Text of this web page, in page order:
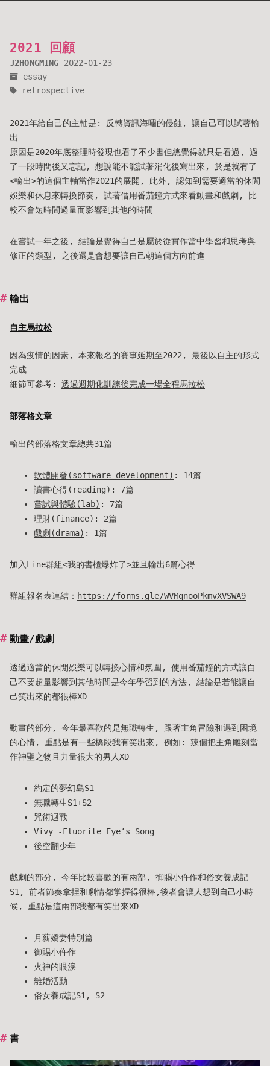
2021 回顧
J2HONGMING
2022-01-23
essay
retrospective
2021年給自己的主軸是: 反轉資訊海嘯的侵蝕, 讓自己可以試著輸
出
原因是2020年底整理時發現也看了不少書但總覺得就只是看過, 過
了一段時間後又忘記, 想說能不能試著消化後寫出來, 於是就有了
<輸出>的這個主軸當作2021的展開, 此外, 認知到需要適當的休閒
娛樂和休息來轉換節奏, 試著借用番茄鐘方式來看動畫和戲劇, 比
較不會短時間過量而影響到其他的時間
在嘗試一年之後, 結論是覺得自己是屬於從實作當中學習和思考與
修正的類型, 之後還是會想要讓自己朝這個方向前進
輸出
自主馬拉松
因為疫情的因素, 本來報名的賽事延期至2022, 最後以自主的形式
完成
細節可參考: 透過週期化訓練後完成一場全程馬拉松
部落格文章
輸出的部落格文章總共31篇
軟體開發(software_development) : 14篇
讀書心得(reading) : 7篇
嘗試與體驗(lab) : 7篇
理財(finance) : 2篇
戲劇(drama) : 1篇
加入Line群組<我的書櫃爆炸了>並且輸出6篇心得
群組報名表連結： https://forms.gle/WVMqnooPkmvXVSWA9
動畫/戲劇
透過適當的休閒娛樂可以轉換心情和氛圍, 使用番茄鐘的方式讓自
己不要超量影響到其他時間是今年學習到的方法, 結論是若能讓自
己笑出來的都很棒XD
動畫的部分, 今年最喜歡的是無職轉生, 跟著主角冒險和遇到困境
的心情, 重點是有一些橋段我有笑出來, 例如: 辣個把主角雕刻當
作神聖之物且力量很大的男人XD
約定的夢幻島S1
無職轉生S1+S2
咒術迴戰
Vivy -Fluorite Eye’s Song
後空翻少年
戲劇的部分, 今年比較喜歡的有兩部, 御賜小仵作和俗女養成記
S1, 前者節奏拿捏和劇情都掌握得很棒,後者會讓人想到自己小時
候, 重點是這兩部我都有笑出來XD
月薪嬌妻特別篇
御賜小仵作
火神的眼淚
離婚活動
俗女養成記S1, S2
書